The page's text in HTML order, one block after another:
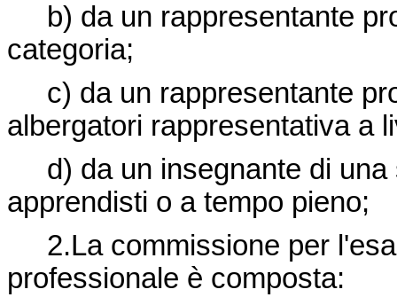
b) da un rappresentante
categoria;
c) da un rappresentante
albergatori rappresentativa a
d) da un insegnante di una
apprendisti o a tempo pieno;
2.La commissione per
professionale è composta: